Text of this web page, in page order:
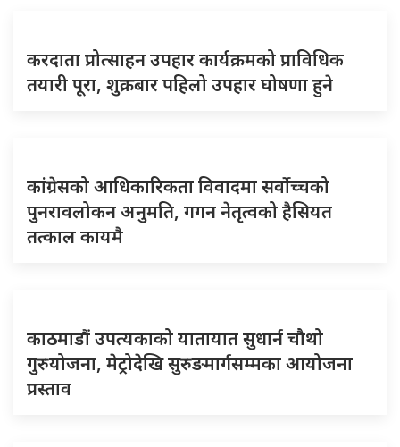
करदाता प्रोत्साहन उपहार कार्यक्रमको प्राविधिक
तयारी पूरा, शुक्रबार पहिलो उपहार घोषणा हुने
कांग्रेसको आधिकारिकता विवादमा सर्वोच्चको
पुनरावलोकन अनुमति, गगन नेतृत्वको हैसियत
तत्काल कायमै
काठमाडौं उपत्यकाको यातायात सुधार्न चौथो
गुरुयोजना, मेट्रोदेखि सुरुङमार्गसम्मका आयोजना
प्रस्ताव